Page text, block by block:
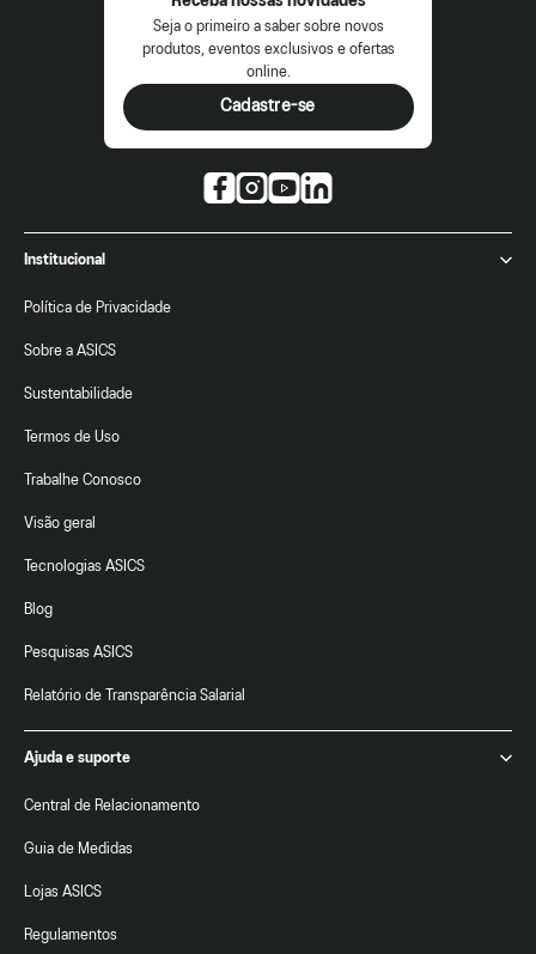
Seja o primeiro a saber sobre novos
produtos, eventos exclusivos e ofertas
online.
Cadastre-se
Institucional
Política de Privacidade
Sobre a ASICS
Sustentabilidade
Termos de Uso
Trabalhe Conosco
Visão geral
Tecnologias ASICS
Blog
Pesquisas ASICS
Relatório de Transparência Salarial
Ajuda e suporte
Central de Relacionamento
Guia de Medidas
Lojas ASICS
Regulamentos